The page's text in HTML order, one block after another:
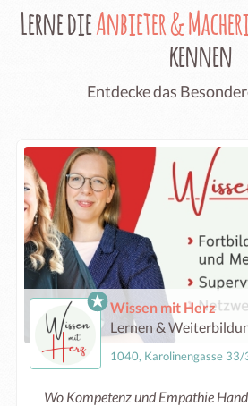
Lerne dieAnbieter &
kennen
Entdecke das
Wissen mit Herz
Lernen &
1040, Karolinengasse 33/
Wo Kompetenz und Empathie